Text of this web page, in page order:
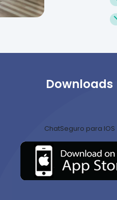
Downloads
ChatSeguro para IOS